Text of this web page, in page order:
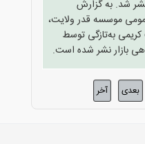
شد. به گزارش
موسسه قدر ولایت،‌
به‌تازگی توسط
بازار نشر شده است.
بعدی آخر